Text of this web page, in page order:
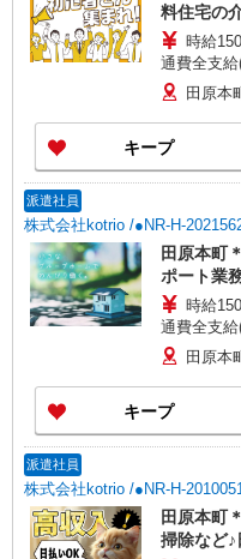
料住宅の
時給
通費全支
田原本
キープ
派遣社員
株式会社kotrio /●NR-H-
田原本町
ポート業
時給
通費全支
田原本
キープ
派遣社員
株式会社kotrio /●NR-H-
田原本町
掃除など